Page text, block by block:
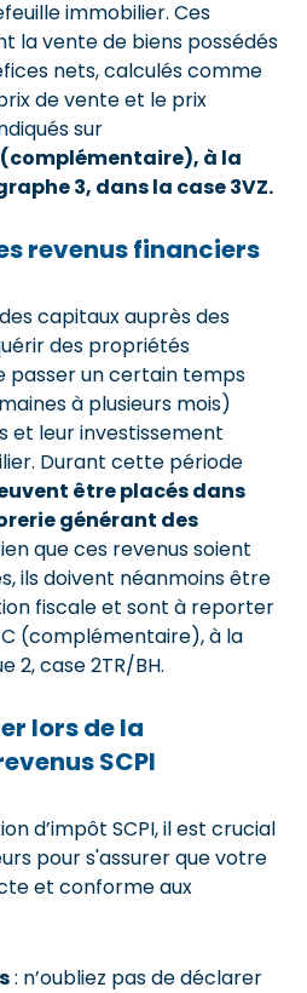
immobilier. Ces
la vente de biens possédés
nets, calculés comme
de vente et le prix
sur
à la
3, dans la case 3VZ.
revenus financiers
capitaux auprès des
des propriétés
passer un certain temps
à plusieurs mois)
et leur investissement
Durant cette période
être placés dans
générant des
que ces revenus soient
ils doivent néanmoins être
fiscale et sont à reporter
(complémentaire), à la
2, case 2TR/BH.
lors de la
SCPI
d’impôt SCPI, il est crucial
pour s'assurer que votre
et conforme aux
: n’oubliez pas de déclarer